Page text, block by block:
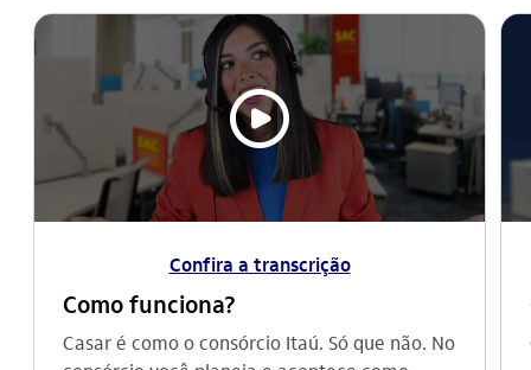
video_outline
Confira a transcrição
Como funciona?
Casar é como o consórcio Itaú. Só que não. No